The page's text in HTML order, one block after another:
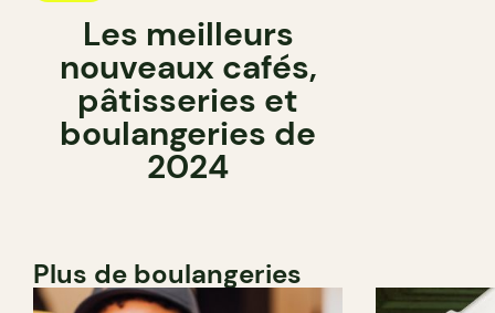
Les meilleurs
nouveaux cafés,
pâtisseries et
boulangeries de
2024
Plus de boulangeries